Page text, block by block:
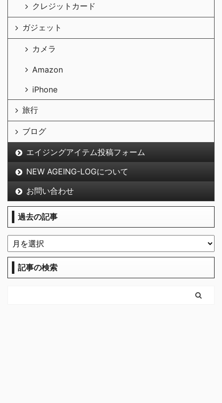
クレジットカード
ガジェット
カメラ
Amazon
iPhone
旅行
ブログ
エイジングアイテム投稿フォーム
NEW AGEING-LOGについて
お問い合わせ
過去の記事
記事の検索